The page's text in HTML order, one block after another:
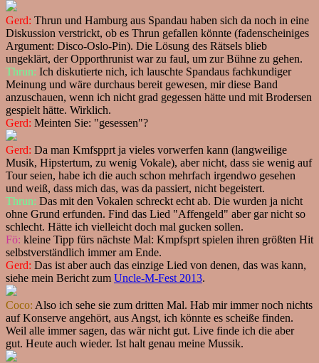
Gerd: Thrun und Hamburg aus Spandau haben sich da noch in eine
Diskussion verstrickt, ob es Thrun gefallen könnte (fadenscheiniges
Argument: Disco-Oslo-Pin). Die Lösung des Rätsels blieb
ungeklärt, der Opporthrunist war zu faul, um zur Bühne zu gehen.
Thrun: Ich diskutierte nich, ich lauschte Spandaus fachkundiger
Meinung und wäre durchaus bereit gewesen, mir diese Band
anzuschauen, wenn ich nicht grad gegessen hätte und mit Brodersen
gespielt hätte. Wirklich.
Gerd: Meinten Sie: "gesessen"?
Gerd: Da man Kmfspprt ja vieles vorwerfen kann (langweilige
Musik, Hipstertum, zu wenig Vokale), aber nicht, dass sie wenig auf
Tour seien, habe ich die auch schon mehrfach irgendwo gesehen
und weiß, dass mich das, was da passiert, nicht begeistert.
Thrun: Das mit den Vokalen schreckt echt ab. Die wurden ja nicht
ohne Grund erfunden. Find das Lied "Affengeld" aber gar nicht so
schlecht. Hätte ich vielleicht doch mal gucken sollen.
Fö: kleine Tipp fürs nächste Mal: Kmpfsprt spielen ihren größten Hit
selbstverständlich immer am Ende.
Gerd: Das ist aber auch das einzige Lied von denen, das was kann,
siehe mein Bericht zum Uncle-M-Fest 2013.
Coco: Also ich sehe sie zum dritten Mal. Hab mir immer noch nichts
auf Konserve angehört, aus Angst, ich könnte es scheiße finden.
Weil alle immer sagen, das wär nicht gut. Live finde ich die aber
gut. Heute auch wieder. Ist halt genau meine Mussik.